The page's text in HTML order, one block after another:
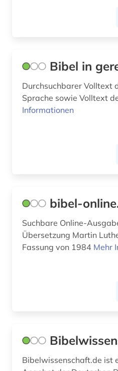
israel (2)
italianistik (1)
japan (1)
jataka (1)
jerusalemer talmud (1)
Bibel in
Durchsuchbarer Volltext
Sprache sowie Volltext
Informationen
bibel-
Suchbare Online-
Übersetzung Martin
Fassung von 1984 Mehr
Bibelwissenschaft.de ist